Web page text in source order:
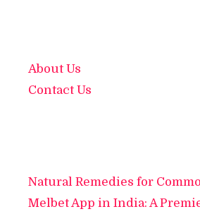
About Us
Contact Us
Natural Remedies for
Melbet App in India: A